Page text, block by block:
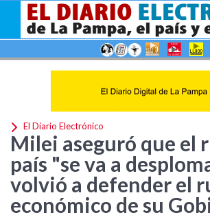
El Diario Electrónico
Milei aseguró que el
país "se va a
volvió a defender el
económico de su